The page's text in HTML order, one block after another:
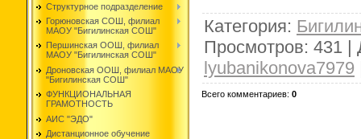
Структурное подразделение
Горюновская СОШ, филиал
МАОУ "Бигилинская СОШ"
Першинская ООШ, филиал
МАОУ "Бигилинская СОШ"
Дроновская ООШ, филиал МАОУ
"Бигилинская СОШ"
ФУНКЦИОНАЛЬНАЯ
ГРАМОТНОСТЬ
АИС "ЭДО"
Дистанционное обучение
Категория:
Просмотров: 431 |
lyubanikonova7979
Всего комментариев: 0